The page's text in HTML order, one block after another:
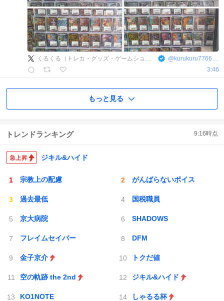
くるくる（トレカ・グッズ・ゲームショップ） @ kurukuru7766901
3:46
もっと見る
トレンドランキング 9:16時点
ジキル&ハイド
宗教上の配慮 がんばらないボイス
過去最低 国税職員
京大病院 SHADOWS
フレイムセイバー DFM
金子京介 トクだ値
空の軌跡 the 2nd ジキル&ハイド
KO1NOTE しゃるる杯